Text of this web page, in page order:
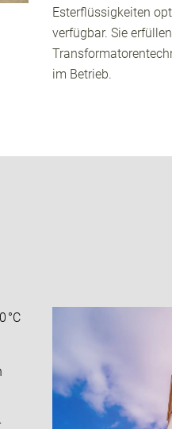
Esterflüssigkeiten
verfügbar. Sie
im Betrieb.
°C